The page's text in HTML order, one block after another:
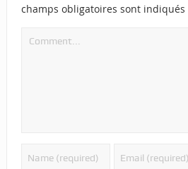
champs obligatoires sont indiqués